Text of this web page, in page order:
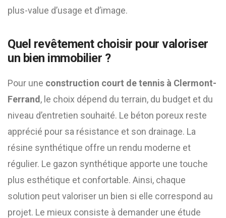
plus-value d’usage et d’image.
Quel revêtement choisir pour valoriser
un bien immobilier ?
Pour une construction court de tennis à Clermont-
Ferrand , le choix dépend du terrain, du budget et du
niveau d’entretien souhaité. Le béton poreux reste
apprécié pour sa résistance et son drainage. La
résine synthétique offre un rendu moderne et
régulier. Le gazon synthétique apporte une touche
plus esthétique et confortable. Ainsi, chaque
solution peut valoriser un bien si elle correspond au
projet. Le mieux consiste à demander une étude